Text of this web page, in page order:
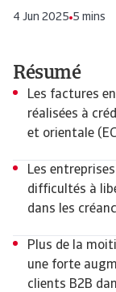
4 Jun 2025 5 mins
Résumé
Les factures
réalisées à
et orientale
Les
difficultés à
dans les
Plus de la
une forte
clients B2B